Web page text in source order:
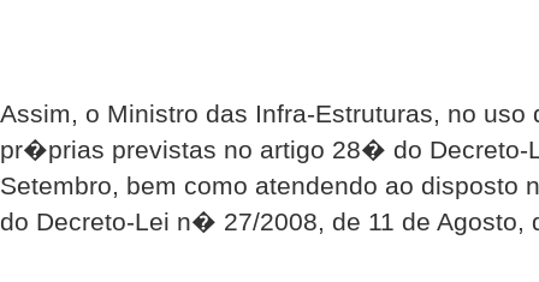
Assim, o Ministro das Infra-Estruturas, no
pr�prias previstas no artigo 28� do
Setembro, bem como atendendo ao
do Decreto-Lei n� 27/2008, de 11 de Agosto,